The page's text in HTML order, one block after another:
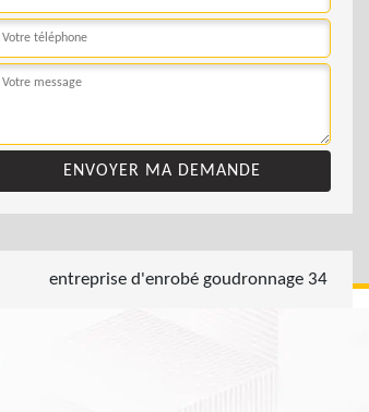
entreprise d'enrobé goudronnage 34